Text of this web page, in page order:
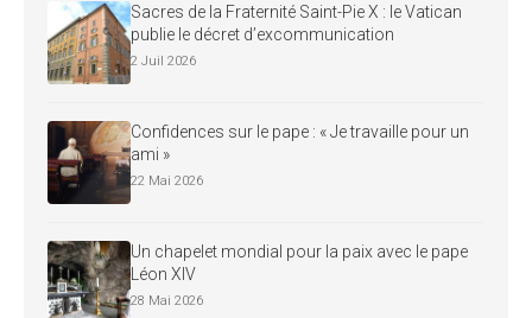
Sacres de la Fraternité Saint-Pie X : le Vatican
publie le décret d’excommunication
2 Juil 2026
Confidences sur le pape : « Je travaille pour un
ami »
22 Mai 2026
Un chapelet mondial pour la paix avec le pape
Léon XIV
28 Mai 2026